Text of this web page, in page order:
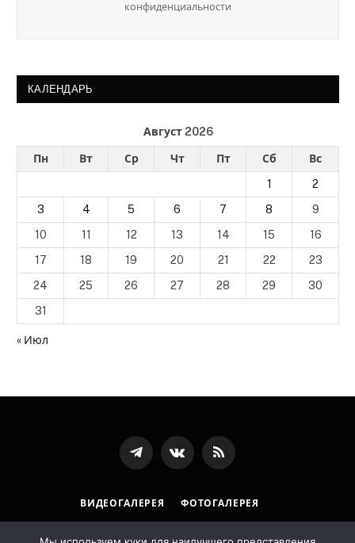
конфиденциальности
КАЛЕНДАРЬ
Август 2026
Пн Вт Ср Чт Пт Сб
Вс
1
2
3
4 5 6 7 8
9
10
11 12 13 14 15
16
17
18 19 20 21 22
23
24
25 26 27 28 29
30
31
« Июл
ТелеграммВКонтактеRSS-
ВИДЕОГАЛЕРЕЯ ФОТОГАЛЕРЕЯ